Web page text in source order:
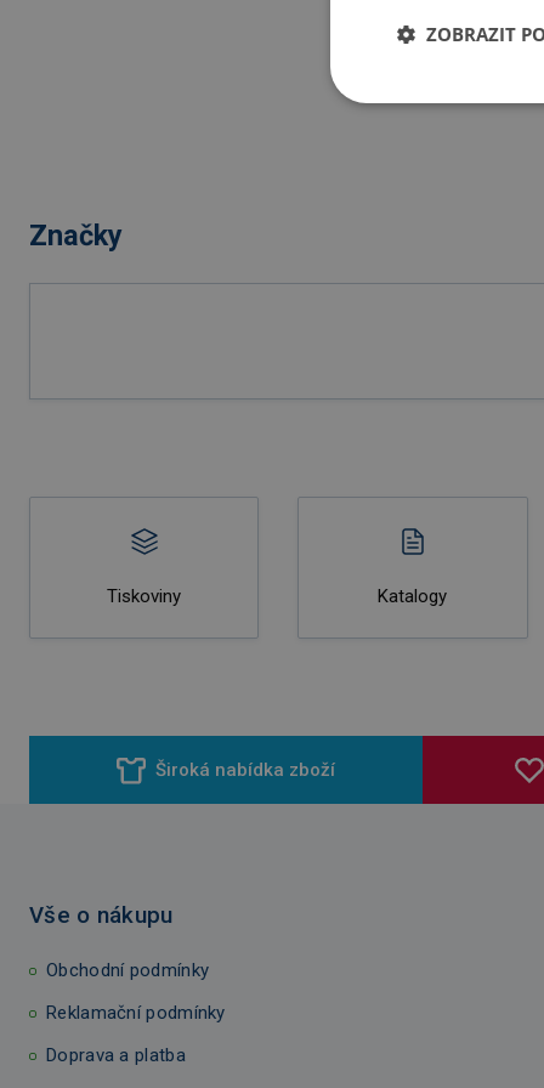
Značky
Tiskoviny Katalogy
Široká nabídka zboží
Vše o nákupu
Obchodní podmínky
Reklamační podmínky
Doprava a platba
ZOBRAZIT